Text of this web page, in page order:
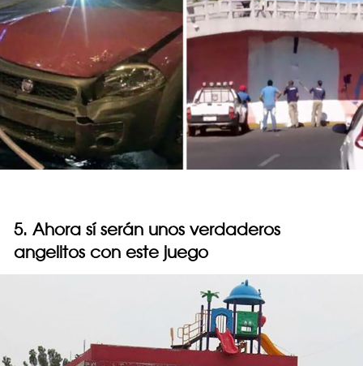
5. Ahora sí serán unos verdaderos
angelitos con este juego